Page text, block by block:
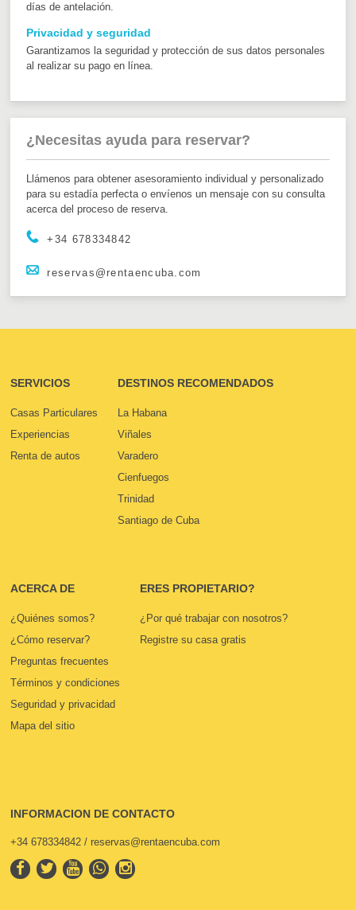
días de antelación.
Privacidad y seguridad
Garantizamos la seguridad y protección de sus datos personales
al realizar su pago en línea.
¿Necesitas ayuda para reservar?
Llámenos para obtener asesoramiento individual y personalizado
para su estadía perfecta o envíenos un mensaje con su consulta
acerca del proceso de reserva.
+34 678334842
reservas@rentaencuba.com
SERVICIOS
Casas Particulares
Experiencias
Renta de autos
DESTINOS RECOMENDADOS
La Habana
Viñales
Varadero
Cienfuegos
Trinidad
Santiago de Cuba
ACERCA DE
¿Quiénes somos?
¿Cómo reservar?
Preguntas frecuentes
Términos y condiciones
Seguridad y privacidad
Mapa del sitio
ERES PROPIETARIO?
¿Por qué trabajar con nosotros?
Registre su casa gratis
INFORMACION DE CONTACTO
+34 678334842 / reservas@rentaencuba.com